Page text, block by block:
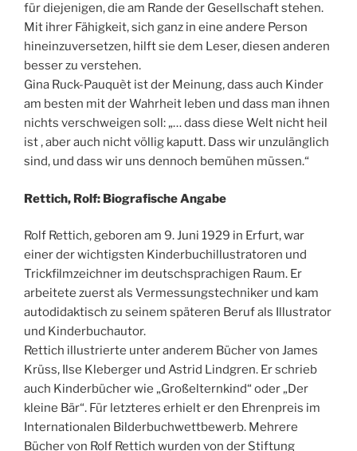
für diejenigen, die am Rande der Gesellschaft stehen.
Mit ihrer Fähigkeit, sich ganz in eine andere Person
hineinzuversetzen, hilft sie dem Leser, diesen anderen
besser zu verstehen.
Gina Ruck-Pauquèt ist der Meinung, dass auch Kinder
am besten mit der Wahrheit leben und dass man ihnen
nichts verschweigen soll: „… dass diese Welt nicht heil
ist , aber auch nicht völlig kaputt. Dass wir unzulänglich
sind, und dass wir uns dennoch bemühen müssen.“
Rettich, Rolf: Biografische Angabe
Rolf Rettich, geboren am 9. Juni 1929 in Erfurt, war
einer der wichtigsten Kinderbuchillustratoren und
Trickfilmzeichner im deutschsprachigen Raum. Er
arbeitete zuerst als Vermessungstechniker und kam
autodidaktisch zu seinem späteren Beruf als Illustrator
und Kinderbuchautor.
Rettich illustrierte unter anderem Bücher von James
Krüss, Ilse Kleberger und Astrid Lindgren. Er schrieb
auch Kinderbücher wie „Großelternkind“ oder „Der
kleine Bär“. Für letzteres erhielt er den Ehrenpreis im
Internationalen Bilderbuchwettbewerb. Mehrere
Bücher von Rolf Rettich wurden von der Stiftung